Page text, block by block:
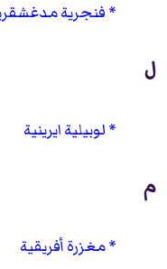
فنجرية
ل
لوبيلية ايرينية
م
مغزرة أفريقية